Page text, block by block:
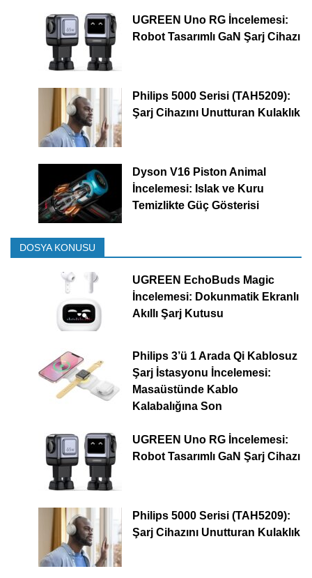
UGREEN Uno RG İncelemesi:
Robot Tasarımlı GaN Şarj Cihazı
Philips 5000 Serisi (TAH5209):
Şarj Cihazını Unutturan Kulaklık
Dyson V16 Piston Animal
İncelemesi: Islak ve Kuru
Temizlikte Güç Gösterisi
DOSYA KONUSU
UGREEN EchoBuds Magic
İncelemesi: Dokunmatik Ekranlı
Akıllı Şarj Kutusu
Philips 3’ü 1 Arada Qi Kablosuz
Şarj İstasyonu İncelemesi:
Masaüstünde Kablo
Kalabalığına Son
UGREEN Uno RG İncelemesi:
Robot Tasarımlı GaN Şarj Cihazı
Philips 5000 Serisi (TAH5209):
Şarj Cihazını Unutturan Kulaklık